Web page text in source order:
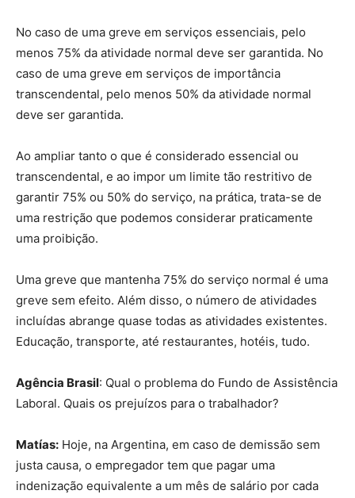
No caso de uma greve em serviços essenciais, pelo
menos 75% da atividade normal deve ser garantida. No
caso de uma greve em serviços de importância
transcendental, pelo menos 50% da atividade normal
deve ser garantida.
Ao ampliar tanto o que é considerado essencial ou
transcendental, e ao impor um limite tão restritivo de
garantir 75% ou 50% do serviço, na prática, trata-se de
uma restrição que podemos considerar praticamente
uma proibição.
Uma greve que mantenha 75% do serviço normal é uma
greve sem efeito. Além disso, o número de atividades
incluídas abrange quase todas as atividades existentes.
Educação, transporte, até restaurantes, hotéis, tudo.
Agência Brasil: Qual o problema do Fundo de Assistência
Laboral. Quais os prejuízos para o trabalhador?
Matías: Hoje, na Argentina, em caso de demissão sem
justa causa, o empregador tem que pagar uma
indenização equivalente a um mês de salário por cada